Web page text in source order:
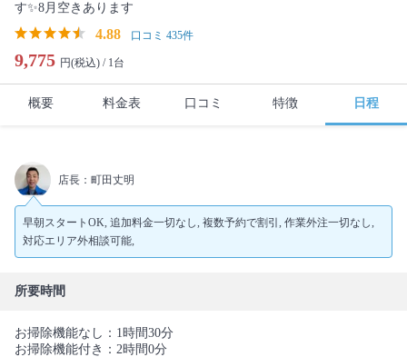
す✨8月空きあります
4.88 口コミ 435件
9,775 円(税込) / 1台
概要 料金表 口コミ 特徴 日程
店長：町田丈明
早朝スタートOK, 追加料金一切なし, 複数予約で割引, 作業外注一切なし,
対応エリア外相談可能,
所要時間
お掃除機能なし：1時間30分
お掃除機能付き：2時間0分